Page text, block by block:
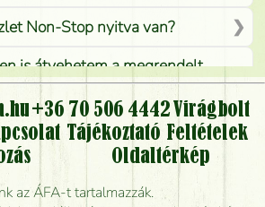
Non-Stop nyitva van?
is átvehetem a megrendelt
csak virágküldéssel, kiszállítással
kérhető?
is lehet rendelni?
virágküldést úgy, hogy még ma
+36 70 506 4442Virágbolt
Tájékoztató Feltételek
Oldaltérkép
az ÁFA-t tartalmazzák.